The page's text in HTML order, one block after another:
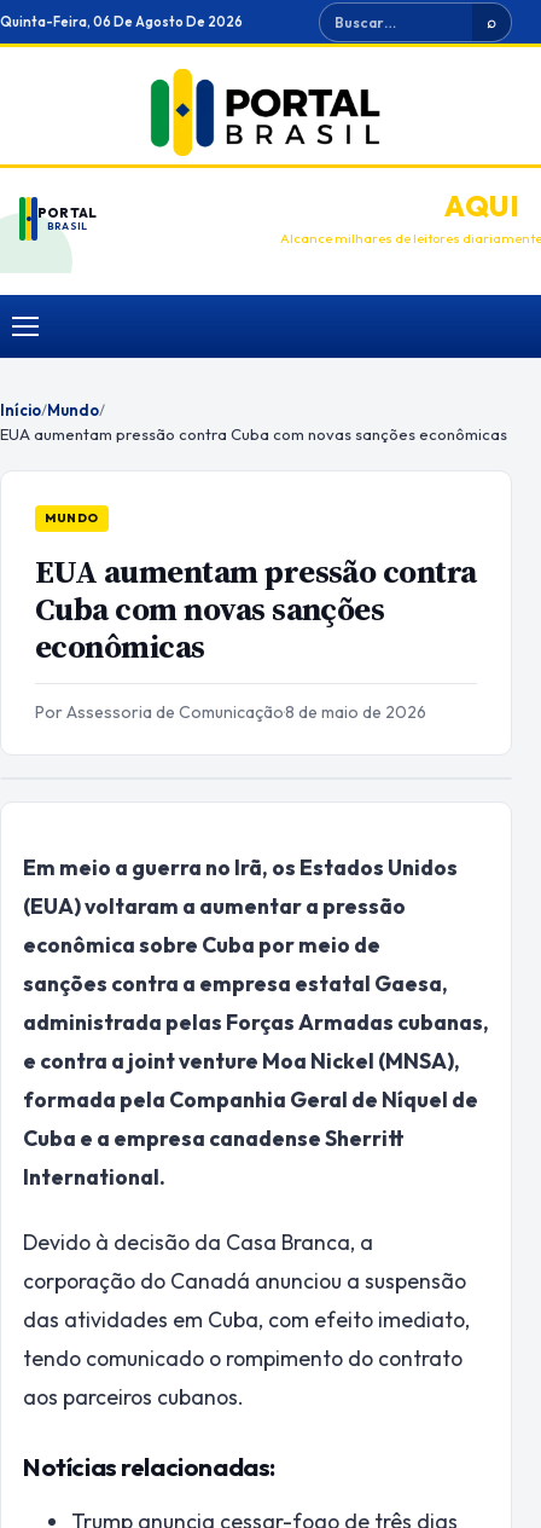
Ir
para
Quinta-Feira, 06 De Agosto De 2026 Buscar ⌕
PORTAL
BRASIL
ANUNCIEAQUI
Alcance milhares de leitores diariamente
Menu
Início/Mundo/
EUA aumentam pressão contra Cuba com novas sanções econômicas
MUNDO
EUA aumentam pressão contra
Cuba com novas sanções
econômicas
Por Assessoria de Comunicação·8 de maio de 2026
Em meio a guerra no Irã, os Estados Unidos
(EUA) voltaram a aumentar a pressão
econômica sobre Cuba por meio de
sanções contra a empresa estatal Gaesa,
administrada pelas Forças Armadas cubanas,
e contra a joint venture Moa Nickel (MNSA),
formada pela Companhia Geral de Níquel de
Cuba e a empresa canadense Sherritt
International.
Devido à decisão da Casa Branca, a
corporação do Canadá anunciou a suspensão
das atividades em Cuba, com efeito imediato,
tendo comunicado o rompimento do contrato
aos parceiros cubanos.
Notícias relacionadas:
Trump anuncia cessar-fogo de três dias